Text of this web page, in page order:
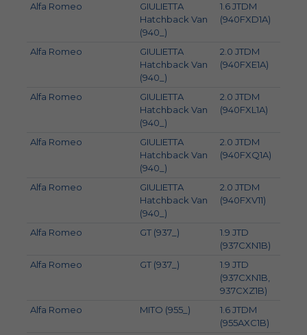
Alfa Romeo
GIULIETTA
Hatchback Van
(940_)
1.6 JTDM
(940FXD1A)
Alfa Romeo
GIULIETTA
Hatchback Van
(940_)
2.0 JTDM
(940FXE1A)
Alfa Romeo
GIULIETTA
Hatchback Van
(940_)
2.0 JTDM
(940FXL1A)
Alfa Romeo
GIULIETTA
Hatchback Van
(940_)
2.0 JTDM
(940FXQ1A)
Alfa Romeo
GIULIETTA
Hatchback Van
(940_)
2.0 JTDM
(940FXV11)
Alfa Romeo GT (937_)
1.9 JTD
(937CXN1B)
Alfa Romeo GT (937_)
1.9 JTD
(937CXN1B,
937CXZ1B)
Alfa Romeo MITO (955_)
1.6 JTDM
(955AXC1B)